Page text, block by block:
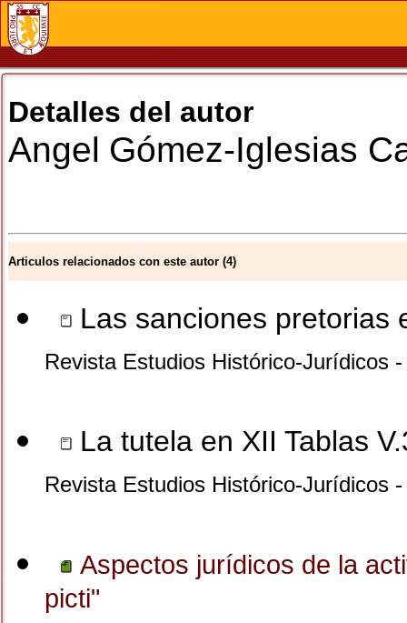
Detalles del autor
Angel Gómez-Iglesias
Articulos relacionados con este autor (4)
Las sanciones pretorias
Revista Estudios Histórico-Jurídicos
La tutela en XII Tablas
Revista Estudios Histórico-Jurídicos
Aspectos jurídicos de la
picti"